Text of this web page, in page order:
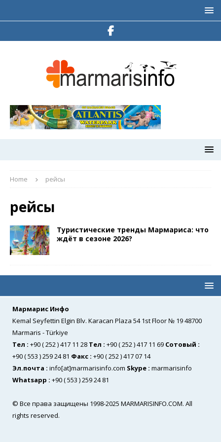
Home рейсы
рейсы
Туристические тренды Мармариса: что
ждёт в сезоне 2026?
Мармарис Инфо
Kemal Seyfettin Elgin Blv. Karacan Plaza 54 1st Floor № 19 48700
Marmaris - Türkiye
Тел : +90 ( 252 ) 417 11 28 Тел : +90 ( 252 ) 417 11 69 Сотовый :
+90 ( 553 ) 259 24 81 Факс : +90 ( 252 ) 417 07 14
Эл.почта : info[at]marmarisinfo.com Skype : marmarisinfo
Whatsapp : +90 ( 553 ) 259 24 81
© Все права защищены 1998-2025 MARMARISINFO.COM. All
rights reserved.